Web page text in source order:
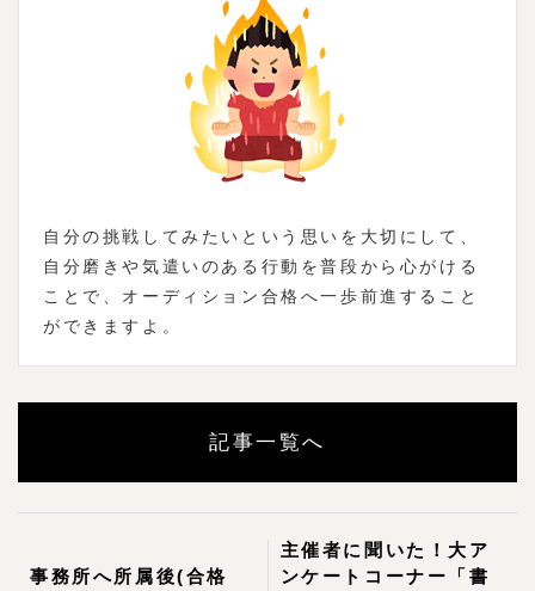
自分の挑戦してみたいという思いを大切にして、
自分磨きや気遣いのある行動を普段から心がける
ことで、オーディション合格へ一歩前進すること
ができますよ。
記事一覧へ
事務所へ所属後(合格
主催者に聞いた！大ア
ンケートコーナー「書